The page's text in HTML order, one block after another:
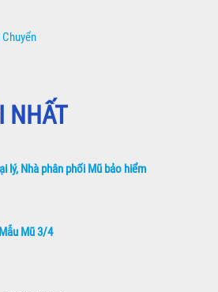
NHẤT
lý, Nhà phân phối Mũ bảo hiểm
Mũ 3/4